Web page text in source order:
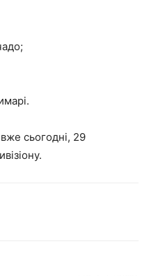
сьогодні, 29